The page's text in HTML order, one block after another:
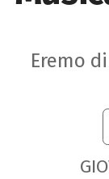
Eremo